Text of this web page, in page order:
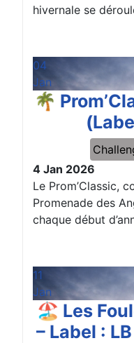
hivernale se
04
Jan
🌴
4 Jan 2026
Le Prom’Classic,
Promenade des
chaque début
11
Jan
🏖️ Les
– Label :